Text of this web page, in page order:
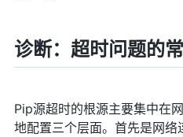
诊断：超时问题的
Pip源超时的根源主要集中在
地配置三个层面。首先是网络